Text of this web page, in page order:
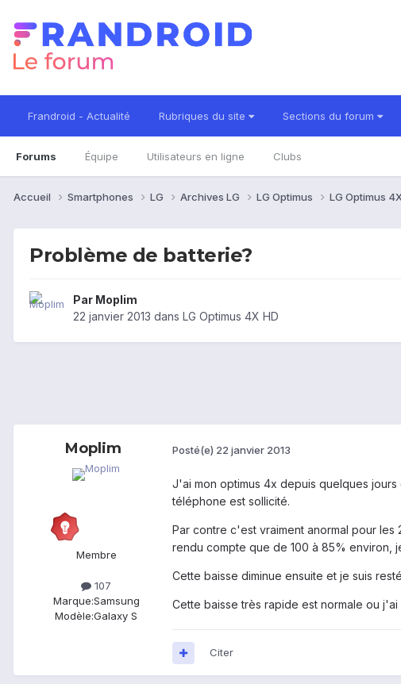
Frandroid - Actualité Rubriques du site Sections du forum
Forums Équipe Utilisateurs en ligne Clubs
Accueil Smartphones LG Archives LG LG Optimus LG Optimus
Problème de batterie?
Par Moplim
22 janvier 2013 dans LG Optimus 4X HD
Moplim
Membre
107
Marque:Samsung
Modèle:Galaxy S
Posté(e) 22 janvier 2013
J'ai mon optimus 4x depuis quelques
téléphone est sollicité.
Par contre c'est vraiment anormal pour
rendu compte que de 100 à 85% environ,
Cette baisse diminue ensuite et je suis
Cette baisse très rapide est normale ou
Citer